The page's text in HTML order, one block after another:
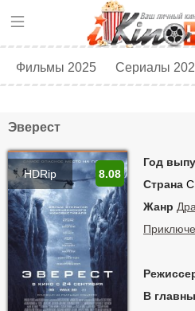
Фильмы 2025 Сериалы
Эверест
HDRip
Год
Страна
Жанр
В
8.08